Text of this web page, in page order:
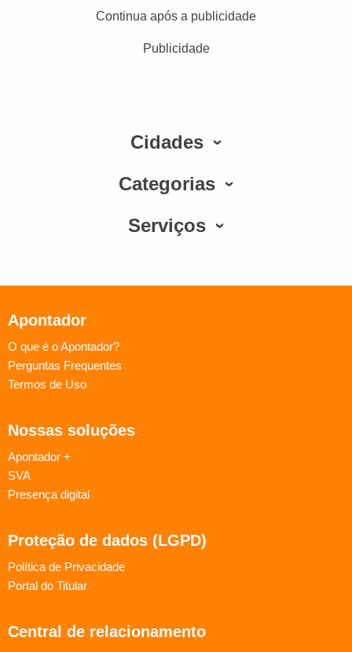
Continua após a publicidade
Publicidade
Cidades
Categorias
Serviços
Apontador
O que é o Apontador?
Perguntas Frequentes
Termos de Uso
Nossas soluções
Apontador +
SVA
Presença digital
Proteção de dados (LGPD)
Política de Privacidade
Portal do Titular
Central de relacionamento